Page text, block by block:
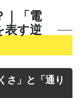
｜「電
表す逆
さ」と「通り